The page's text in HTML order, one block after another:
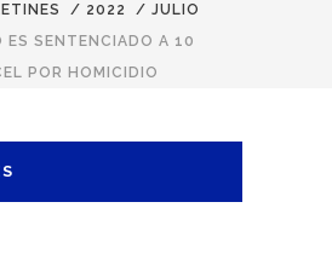
/ 2022 / JULIO
ES SENTENCIADO A 10
POR HOMICIDIO